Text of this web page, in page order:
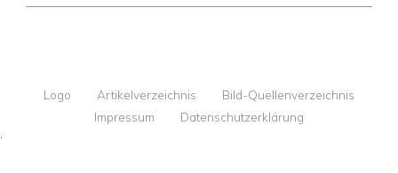
Logo Artikelverzeichnis
Bild-Quellenverzeichnis
Impressum
Datenschutzerklärung
·